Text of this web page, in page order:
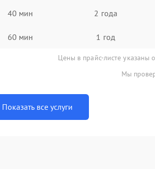
40 мин 2 года
60 мин 1 год
Цены в прайс-листе указаны
Мы
Показать все услуги